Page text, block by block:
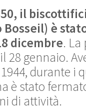
il
è
dicembre. La
gennaio.
durante i
è stato
di attività.